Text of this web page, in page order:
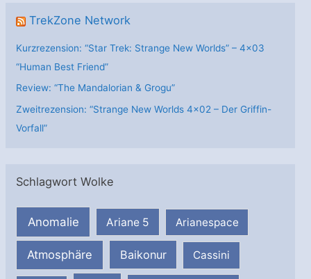
TrekZone Network
Kurzrezension: “Star Trek: Strange New Worlds” – 4×03
“Human Best Friend”
Review: “The Mandalorian & Grogu”
Zweitrezension: “Strange New Worlds 4×02 – Der Griffin-
Vorfall”
Schlagwort Wolke
Anomalie Ariane 5 Arianespace
Atmosphäre Baikonur Cassini